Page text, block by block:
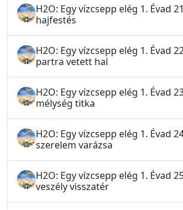
H2O: Egy vízcsepp elég 1. Évad
hajfestés
H2O: Egy vízcsepp elég 1. Évad
partra vetett hal
H2O: Egy vízcsepp elég 1. Évad
mélység titka
H2O: Egy vízcsepp elég 1. Évad
szerelem varázsa
H2O: Egy vízcsepp elég 1. Évad
veszély visszatér